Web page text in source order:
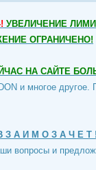
УВЕЛИЧЕНИЕ
ОГРАНИЧЕНО!
НА САЙТЕ
и многое
З А И М О З А Ч Е Т
вопросы и